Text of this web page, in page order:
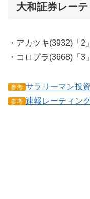
大和証券レー
・アカツキ(3932)「
・コロプラ(3668)「
参考 サラリーマン投
参考 速報レーティン